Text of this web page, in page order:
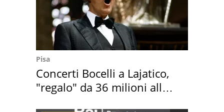
Pisa
Concerti Bocelli a Lajatico,
"regalo" da 36 milioni alla